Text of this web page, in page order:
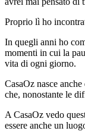
Proprio lì ho
In quegli anni ho
momenti in cui la
vita di ogni giorno.
CasaOz nasce
che, nonostante le
A CasaOz vedo
essere anche un